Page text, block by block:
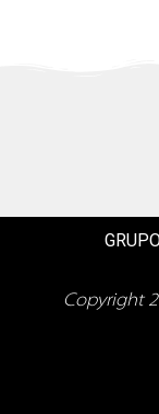
Copyright